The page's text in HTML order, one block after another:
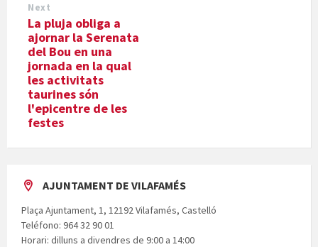
Next
La pluja obliga a
ajornar la Serenata
del Bou en una
jornada en la qual
les activitats
taurines són
l'epicentre de les
festes
AJUNTAMENT DE VILAFAMÉS
Plaça Ajuntament, 1, 12192 Vilafamés, Castelló
Teléfono: 964 32 90 01
Horari: dilluns a divendres de 9:00 a 14:00